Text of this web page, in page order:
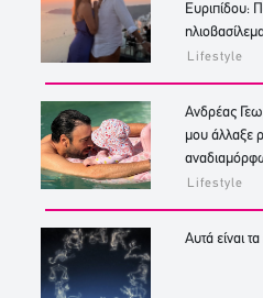
Ευριπίδου:
Lifestyle
Ανδρέας
μου άλλαξε
Lifestyle
Αυτά είναι